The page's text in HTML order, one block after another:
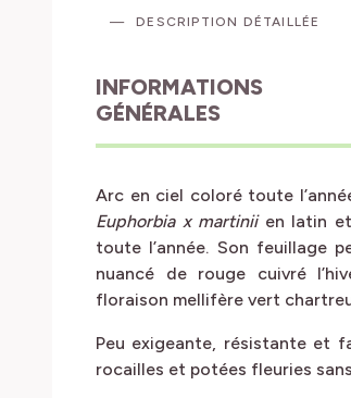
DESCRIPTION DÉTAILLÉE
INFORMATIONS
GÉNÉRALES
Arc en ciel coloré toute
Euphorbia x martiniien latin et
toute l’année. Son feuillage
nuancé de rouge cuivré
floraison mellifère vert
Peu exigeante, résistante et
rocailles et potées fleuries